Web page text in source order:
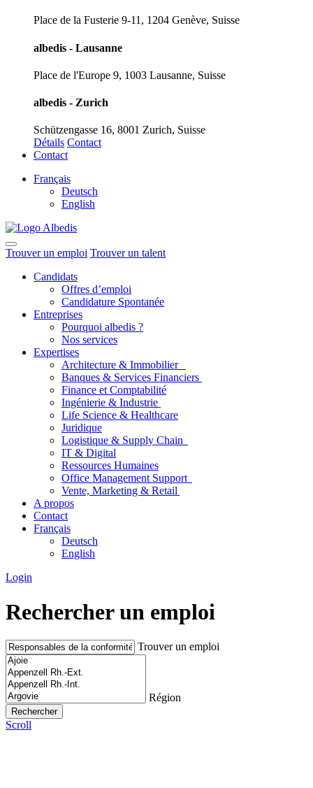
Place de la Fusterie 9-11, 1204 Genève, Suisse
albedis - Lausanne
Place de l'Europe 9, 1003 Lausanne, Suisse
albedis - Zurich
Schützengasse 16, 8001 Zurich, Suisse
Détails Contact
Contact
Français
Deutsch
English
Trouver un emploi Trouver un talent
Candidats
Offres d’emploi
Candidature Spontanée
Entreprises
Pourquoi albedis ?
Nos services
Expertises
Architecture & Immobilier
Banques & Services Financiers
Finance et Comptabilité
Ingénierie & Industrie
Life Science & Healthcare
Juridique
Logistique & Supply Chain
IT & Digital
Ressources Humaines
Office Management Support
Vente, Marketing & Retail
A propos
Contact
Français
Deutsch
English
Login
Rechercher un emploi
Trouver un emploi
Région
Scroll